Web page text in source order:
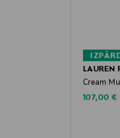
LAUREN
Cream
107,00 €